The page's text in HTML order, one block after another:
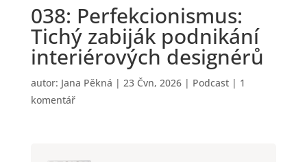
038: Perfekcionismus:
Tichý zabiják podnikání
interiérových designérů
autor: Jana Pěkná | 23 Čvn, 2026| Podcast| 1
komentář